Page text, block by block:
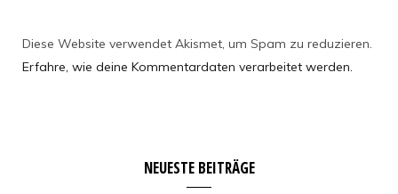
Diese Website verwendet Akismet, um Spam zu reduzieren.
Erfahre, wie deine Kommentardaten verarbeitet werden.
NEUESTE BEITRÄGE